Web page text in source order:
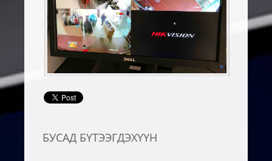
БУСАД БҮТЭЭГДЭХҮҮН